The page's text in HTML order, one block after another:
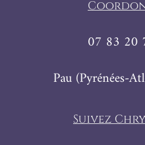
07 83 20
Pau (Pyrénées-
Suivez